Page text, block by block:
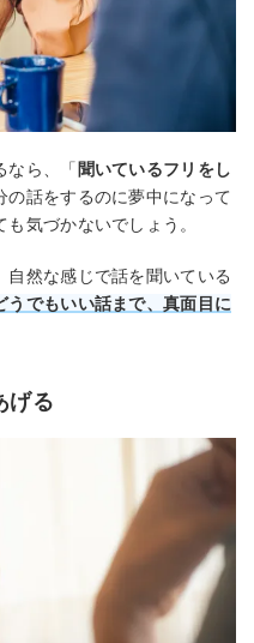
なら、「 聞いているフリをし
の話をするのに夢中になって
気づかないでしょう。
然な感じで話を聞いている
うでもいい話まで、真面目に
げる